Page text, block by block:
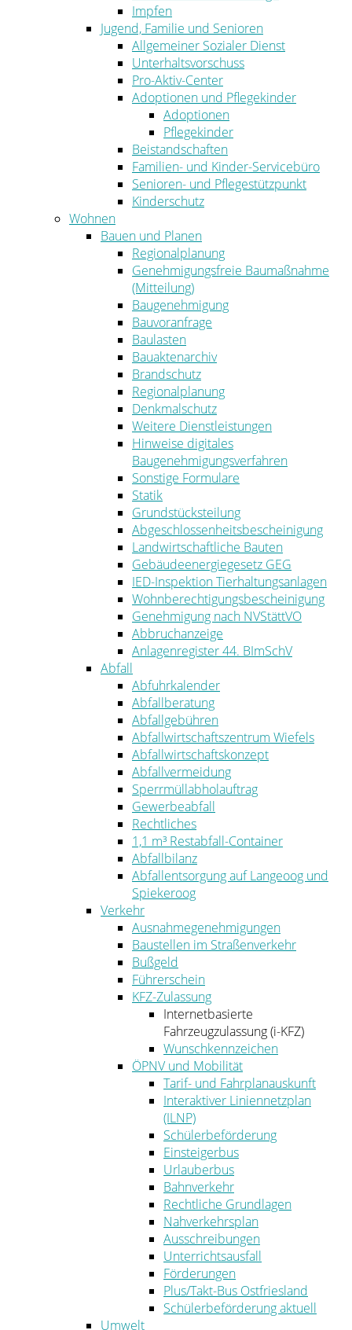
Impfen
Jugend, Familie und Senioren
Allgemeiner Sozialer Dienst
Unterhaltsvorschuss
Pro-Aktiv-Center
Adoptionen und Pflegekinder
Adoptionen
Pflegekinder
Beistandschaften
Familien- und Kinder-Servicebüro
Senioren- und Pflegestützpunkt
Kinderschutz
Wohnen
Bauen und Planen
Regionalplanung
Genehmigungsfreie Baumaßnahme
(Mitteilung)
Baugenehmigung
Bauvoranfrage
Baulasten
Bauaktenarchiv
Brandschutz
Regionalplanung
Denkmalschutz
Weitere Dienstleistungen
Hinweise digitales
Baugenehmigungsverfahren
Sonstige Formulare
Statik
Grundstücksteilung
Abgeschlossenheitsbescheinigung
Landwirtschaftliche Bauten
Gebäudeenergiegesetz GEG
IED-Inspektion Tierhaltungsanlagen
Wohnberechtigungsbescheinigung
Genehmigung nach NVStättVO
Abbruchanzeige
Anlagenregister 44. BImSchV
Abfall
Abfuhrkalender
Abfallberatung
Abfallgebühren
Abfallwirtschaftszentrum Wiefels
Abfallwirtschaftskonzept
Abfallvermeidung
Sperrmüllabholauftrag
Gewerbeabfall
Rechtliches
1,1 m³ Restabfall-Container
Abfallbilanz
Abfallentsorgung auf Langeoog und
Spiekeroog
Verkehr
Ausnahmegenehmigungen
Baustellen im Straßenverkehr
Bußgeld
Führerschein
KFZ-Zulassung
Internetbasierte
Fahrzeugzulassung (i-KFZ)
Wunschkennzeichen
ÖPNV und Mobilität
Tarif- und Fahrplanauskunft
Interaktiver Liniennetzplan
(ILNP)
Schülerbeförderung
Einsteigerbus
Urlauberbus
Bahnverkehr
Rechtliche Grundlagen
Nahverkehrsplan
Ausschreibungen
Unterrichtsausfall
Förderungen
Plus/Takt-Bus Ostfriesland
Schülerbeförderung aktuell
Umwelt